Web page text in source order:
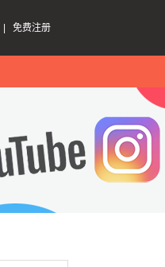
免费注册